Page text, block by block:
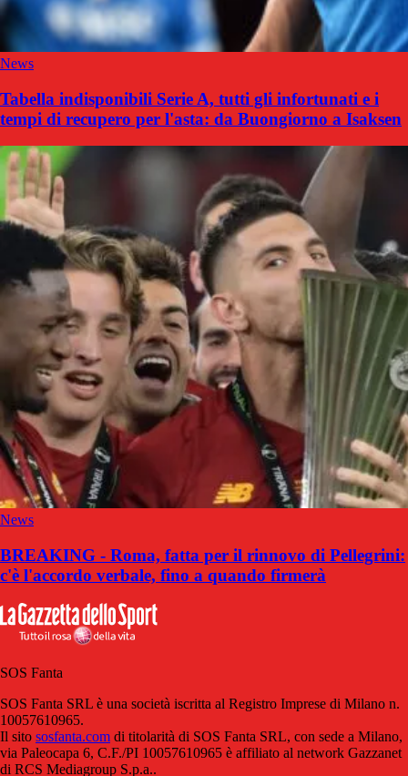
News
Tabella indisponibili Serie A, tutti gli infortunati e i
tempi di recupero per l'asta: da Buongiorno a Isaksen
News
BREAKING - Roma, fatta per il rinnovo di Pellegrini:
c'è l'accordo verbale, fino a quando firmerà
SOS Fanta
SOS Fanta SRL è una società iscritta al Registro Imprese di Milano n.
10057610965.
Il sito sosfanta.com di titolarità di SOS Fanta SRL, con sede a Milano,
via Paleocapa 6, C.F./PI 10057610965 è affiliato al network Gazzanet
di RCS Mediagroup S.p.a..